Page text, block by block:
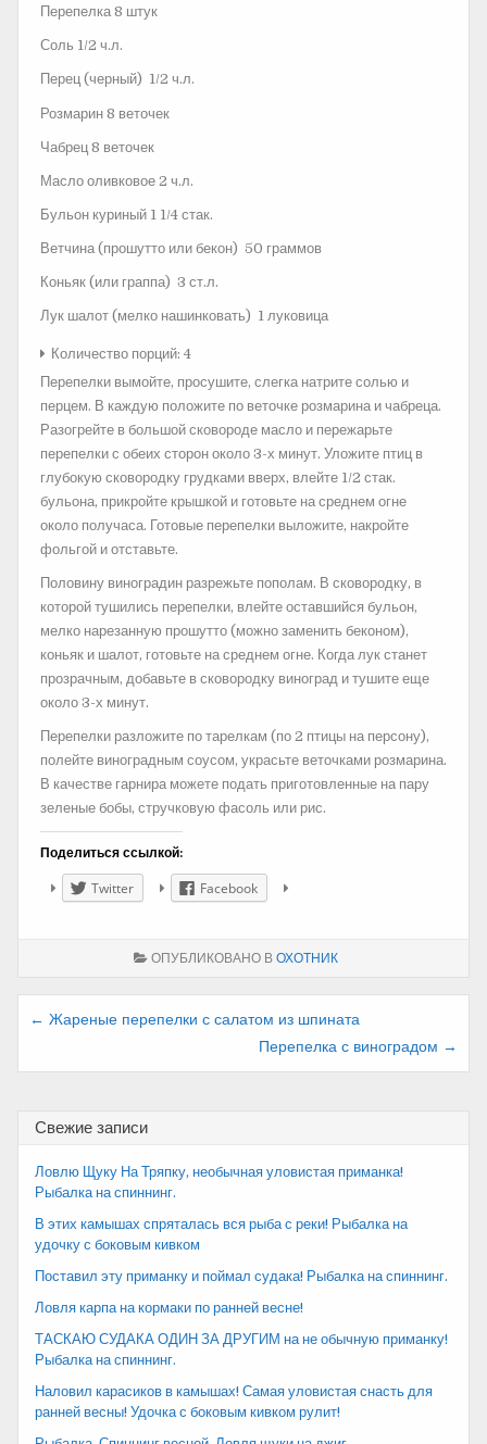
Перепелка 8 штук
Соль 1/2 ч.л.
Перец (черный) 1/2 ч.л.
Розмарин 8 веточек
Чабрец 8 веточек
Масло оливковое 2 ч.л.
Бульон куриный 1 1/4 стак.
Ветчина (прошутто или бекон) 50 граммов
Коньяк (или граппа) 3 ст.л.
Лук шалот (мелко нашинковать) 1 луковица
Количество порций: 4
Перепелки вымойте, просушите, слегка натрите солью и
перцем. В каждую положите по веточке розмарина и чабреца.
Разогрейте в большой сковороде масло и пережарьте
перепелки с обеих сторон около 3-х минут. Уложите птиц в
глубокую сковородку грудками вверх, влейте 1/2 стак.
бульона, прикройте крышкой и готовьте на среднем огне
около получаса. Готовые перепелки выложите, накройте
фольгой и отставьте.
Половину виноградин разрежьте пополам. В сковородку, в
которой тушились перепелки, влейте оставшийся бульон,
мелко нарезанную прошутто (можно заменить беконом),
коньяк и шалот, готовьте на среднем огне. Когда лук станет
прозрачным, добавьте в сковородку виноград и тушите еще
около 3-х минут.
Перепелки разложите по тарелкам (по 2 птицы на персону),
полейте виноградным соусом, украсьте веточками розмарина.
В качестве гарнира можете подать приготовленные на пару
зеленые бобы, стручковую фасоль или рис.
Поделиться ссылкой:
Twitter Facebook
ОПУБЛИКОВАНО В ОХОТНИК
Навигация
← Жареные перепелки с салатом из шпината
Перепелка с виноградом →
Свежие записи
Ловлю Щуку На Тряпку, необычная уловистая приманка!
Рыбалка на спиннинг.
В этих камышах спряталась вся рыба с реки! Рыбалка на
удочку с боковым кивком
Поставил эту приманку и поймал судака! Рыбалка на спиннинг.
Ловля карпа на кормаки по ранней весне!
ТАСКАЮ СУДАКА ОДИН ЗА ДРУГИМ на не обычную приманку!
Рыбалка на спиннинг.
Наловил карасиков в камышах! Самая уловистая снасть для
ранней весны! Удочка с боковым кивком рулит!